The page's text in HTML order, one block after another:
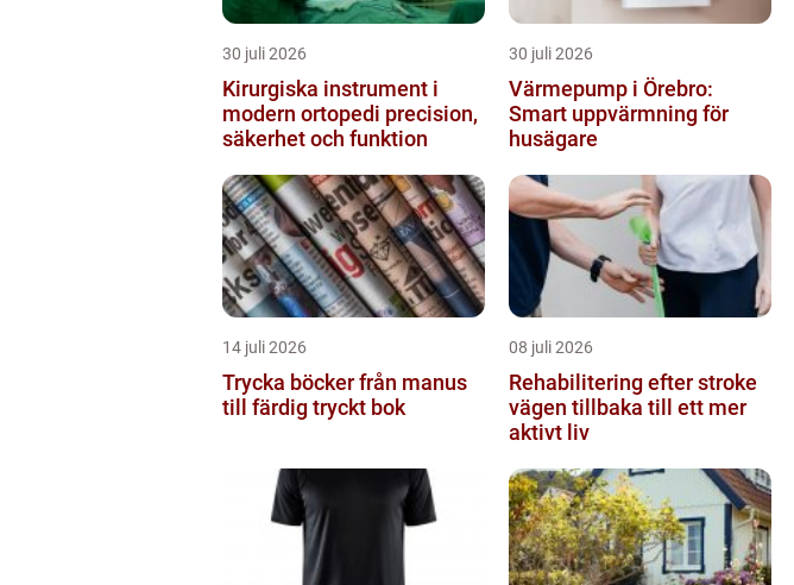
30 juli 2026
Kirurgiska instrument i
modern ortopedi precision,
säkerhet och funktion
30 juli 2026
Värmepump i Örebro:
Smart uppvärmning för
husägare
14 juli 2026
Trycka böcker från manus
till färdig tryckt bok
08 juli 2026
Rehabilitering efter stroke
vägen tillbaka till ett mer
aktivt liv